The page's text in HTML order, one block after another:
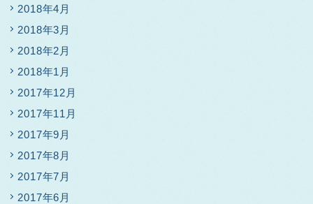
2018年4月
2018年3月
2018年2月
2018年1月
2017年12月
2017年11月
2017年9月
2017年8月
2017年7月
2017年6月